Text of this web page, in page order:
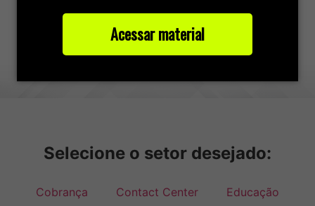
Acessar material
Selecione o setor desejado:
Cobrança Contact Center Educação